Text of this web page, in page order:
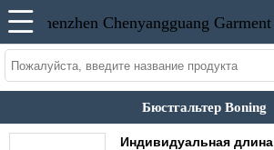
Бюстгальтер Boning
Индивидуальная